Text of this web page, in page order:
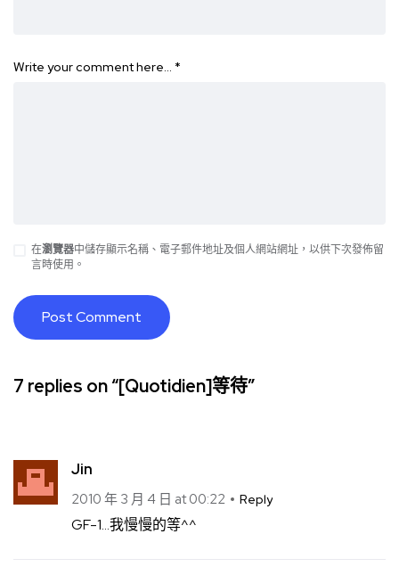
Write your comment here… *
在瀏覽器中儲存顯示名稱、電子郵件地址及個人網站網址，以供下次發佈留
言時使用。
7 replies on “[Quotidien]等待”
Jin
2010 年 3 月 4 日 at 00:22 Reply
GF-1…我慢慢的等^^